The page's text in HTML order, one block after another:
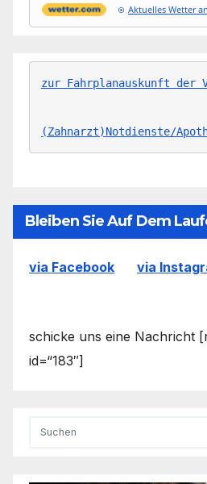
Aktuelles Wetter
zur Fahrplanauskunft der
(Zahnarzt)Notdienste/
Bleiben Sie Auf Dem
via Facebook via
schicke uns eine Nachricht
id=“183″]